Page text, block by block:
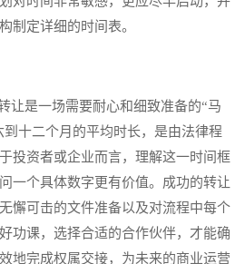
制定详细的时间表。
是一场需要耐心和细致准备的“马
到十二个月的平均时长，是由法律程
投资者或企业而言，理解这一时间框
一个具体数字更有价值。成功的转让
懈可击的文件准备以及对流程中每个
功课，选择合适的合作伙伴，才能确
地完成权属交接，为未来的商业运营